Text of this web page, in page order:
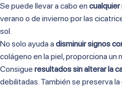
Se puede llevar a cabo en
verano o de invierno por las
sol.
No solo ayuda a disminuir signos
colágeno en la piel, proporciona un
Consigue resultados sin alterar la
debilitadas. También se preserva